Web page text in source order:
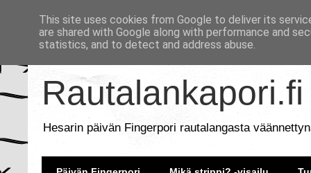
Rautalankapori.fi
Hesarin päivän Fingerpori rautalangasta
This site uses cookies from Google to deliver its
are shared with Google along with performance and
statistics, and to detect and address abuse.